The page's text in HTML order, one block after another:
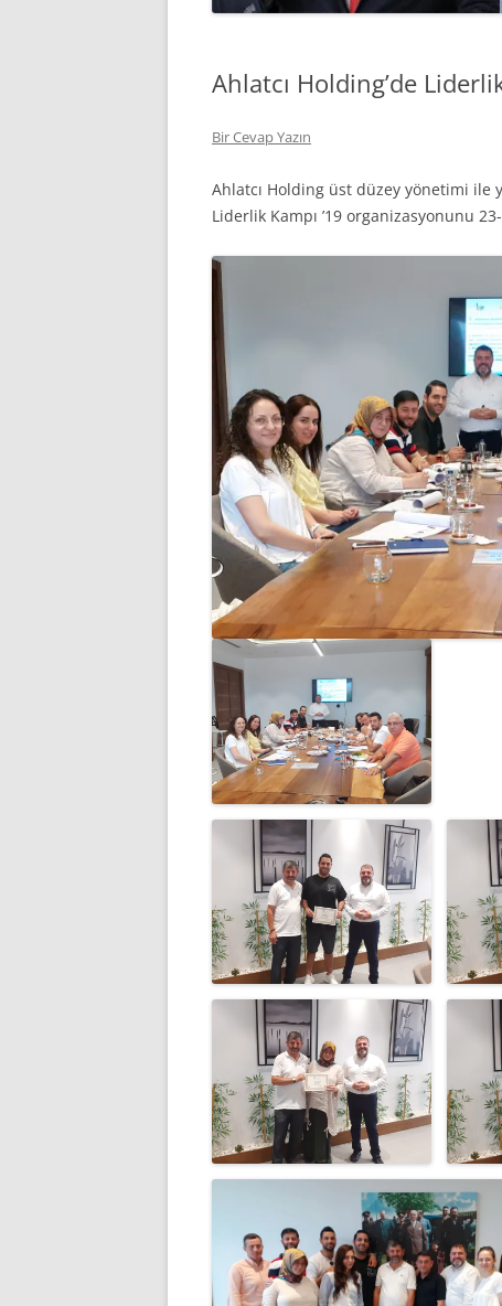
Ahlatcı Holding’de
Bir Cevap Yazın
Ahlatcı Holding üst düzey yönetimi
Liderlik Kampı ’19 organizasyonunu